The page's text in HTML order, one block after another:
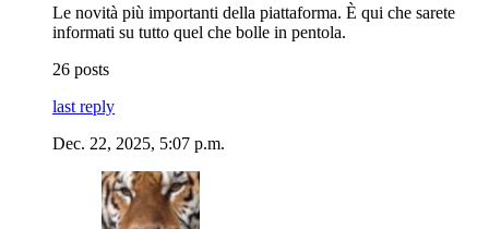
Le novità più importanti della piattaforma. È qui che sarete
informati su tutto quel che bolle in pentola.
26 posts
last reply
Dec. 22, 2025, 5:07 p.m.